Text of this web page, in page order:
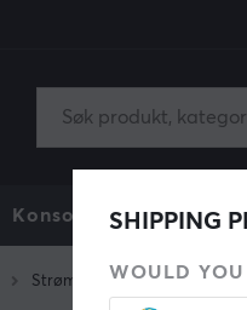
Konsoll Gamingstol
SHIPPING
WOULD
Strømskinne